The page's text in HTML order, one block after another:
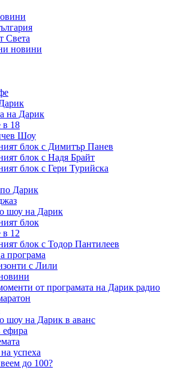
Света
новини
на Дарик
в 18
Шоу
блок с Димитър Панев
блок с Надя Брайт
блок с Гери Турийска
Дарик
шоу на Дарик
блок
12
блок с Тодор Пантилеев
програма
с Лили
от програмата на Дарик радио
шоу на Дарик в аванс
ефира
успеха
до 100?